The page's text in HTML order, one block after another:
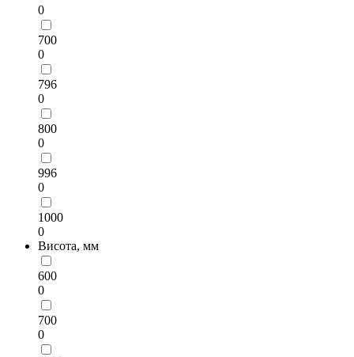
0
700
0
796
0
800
0
996
0
1000
0
Висота, мм
600
0
700
0